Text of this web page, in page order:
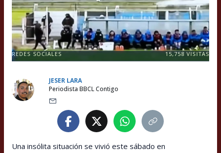
REDES SOCIALES 15,758 VISITAS
JESER LARA
Periodista BBCL Contigo
Una insólita situación se vivió este sábado en